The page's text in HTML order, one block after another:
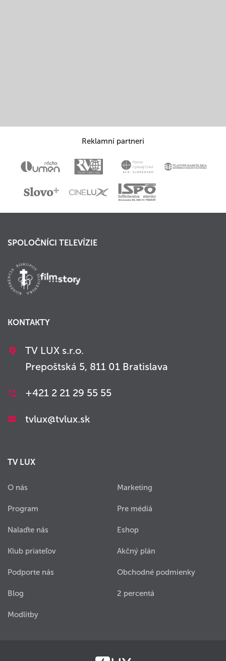
Reklamní partneri
SPOLOČNÍCI TELEVÍZIE
KONTAKTY
TV LUX s.r.o.
Prepoštská 5, 811 01 Bratislava
+421 2 21 29 55 55
tvlux@tvlux.sk
TV LUX
O nás
Program
Nalaďte nás
Klub priateľov
Podporte nás
Blog
Modlitby
Marketing
Pre médiá
Eshop
Akčný plán
Obchodné podmienky
2 percentá